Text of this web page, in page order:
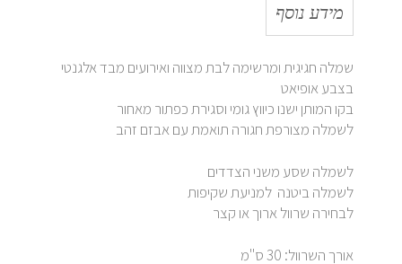
מידע נוסף
שמלה חגיגית ומרשימה לבת מצווה ואירועים מבד אלגנטי
בצבע אופיאט
בקו המותן ישנו כיווץ גומי וסגירת כפתור מאחור
לשמלה מצורפת חגורה תואמת עם אבזם זהב
לשמלה שסע משני הצדדים
לשמלה ביטנה למניעת שקיפות
לבחירה שרוול ארוך או קצר
אורך השרוול: 30 ס"מ